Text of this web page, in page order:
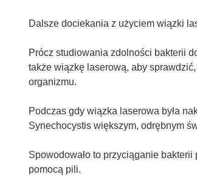
Dalsze dociekania z użyciem wiązki
Prócz studiowania zdolności bakterii
także wiązkę laserową, aby
organizmu.
Podczas gdy wiązka laserowa była
Synechocystis większym, odrębnym
Spowodowało to przyciąganie
pomocą pili.